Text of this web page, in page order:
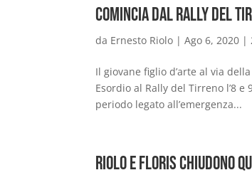
Comincia dal Rally del
da Ernesto Riolo |Ago 6, 2020 |
Il giovane figlio d’arte al via
Esordio al Rally del Tirreno l’8
periodo legato all’emergenza...
Riolo e Floris chiudono